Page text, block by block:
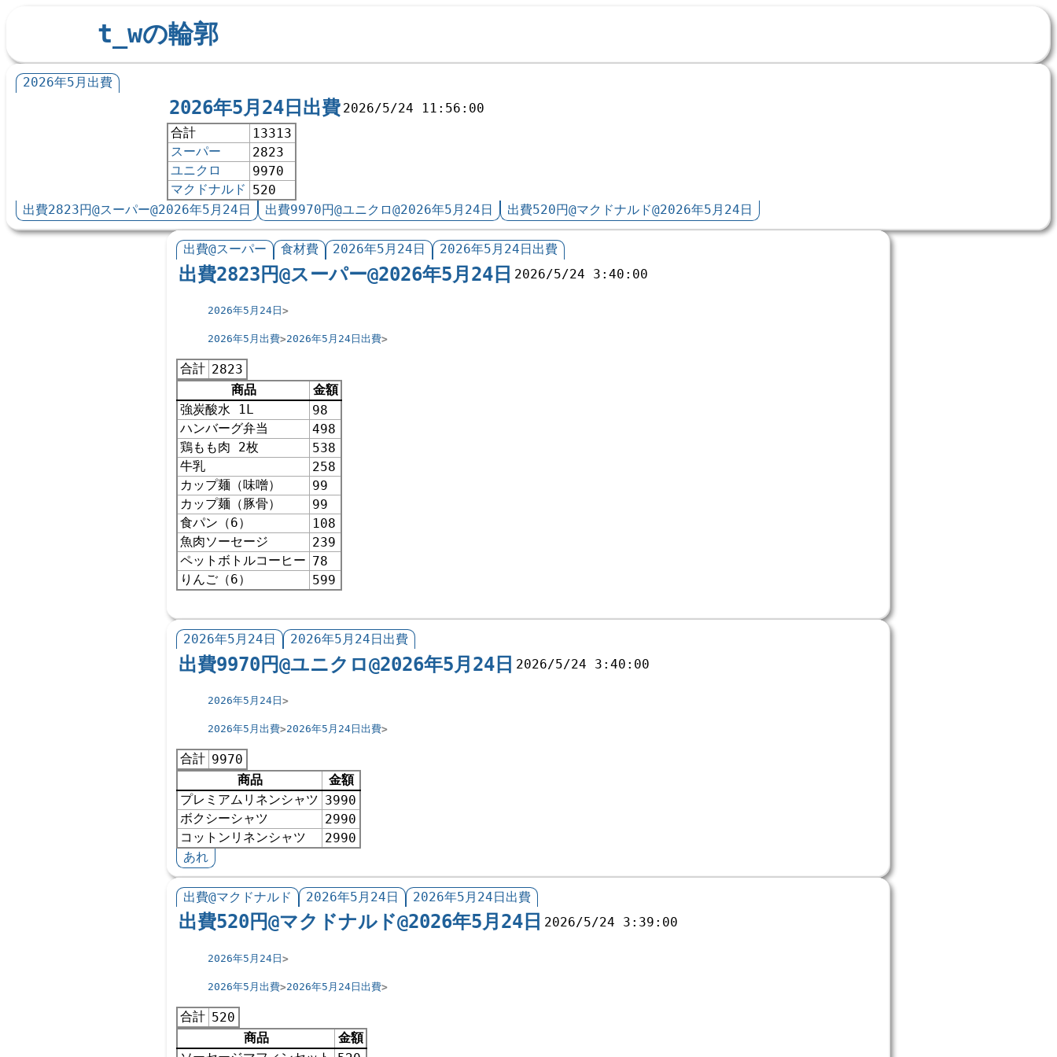
t_wの輪郭
2026年5月出費
2026年5月24日出費 2026/5/24 11:56:00
合計
13313
スーパー
2823
ユニクロ
9970
マクドナルド 520
出費2823円@スーパー@2026年5月24日
出費9970円@ユニクロ@2026年5月24日 出費520円@マクドナルド@2026年5月24日
出費@スーパー 食材費 2026年5月24日 2026年5月24日出費
出費2823円@スーパー@2026年5月24日 2026/5/24 3:40:00
2026年5月24日
2026年5月出費 2026年5月24日出費
合計 2823
商品
金額
強炭酸水 1L
98
ハンバーグ弁当
498
鶏もも肉 2枚
538
牛乳
258
カップ麺（味噌）
99
カップ麺（豚骨）
99
食パン（6）
108
魚肉ソーセージ
239
ペットボトルコーヒー 78
りんご（6）
599
2026年5月24日 2026年5月24日出費
出費9970円@ユニクロ@2026年5月24日 2026/5/24 3:40:00
2026年5月24日
2026年5月出費 2026年5月24日出費
合計 9970
商品
金額
プレミアムリネンシャツ 3990
ボクシーシャツ
2990
コットンリネンシャツ
2990
あれ
出費@マクドナルド 2026年5月24日 2026年5月24日出費
出費520円@マクドナルド@2026年5月24日 2026/5/24 3:39:00
2026年5月24日
2026年5月出費 2026年5月24日出費
合計 520
商品
金額